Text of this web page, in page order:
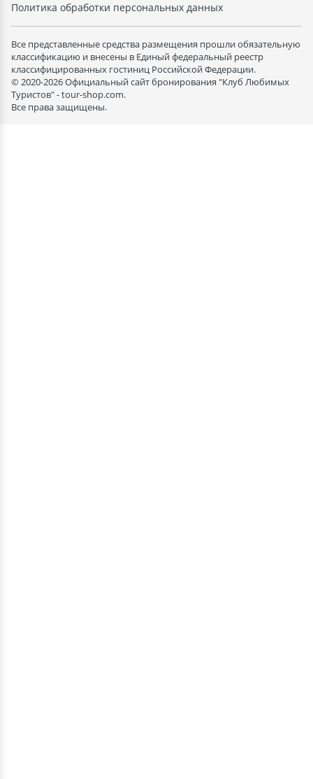
Политика обработки персональных данных
Все представленные средства размещения прошли обязательную
классификацию и внесены в Единый федеральный реестр
классифицированных гостиниц Российской Федерации.
© 2020-2026 Официальный сайт бронирования "Клуб Любимых
Туристов" - tour-shop.com.
Все права защищены.